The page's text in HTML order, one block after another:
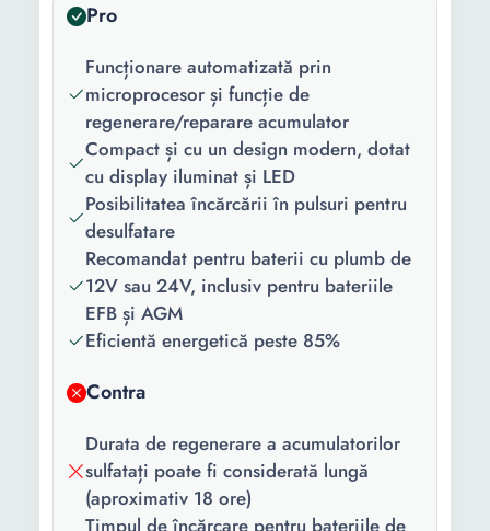
Functii:
supraincarcare Protectie
supratensiune Protectie
suprasarcina Protectie
scurtcircuit Protectie la
polaritate inversa Reparare
automata baterie
Continut
pachet:
Redresor + cabluri de
incarcare cu clesti
Culoare:
Rosu Negru
Tensiune de
iesire:
Curent maxim
de incarcare:
12 A
Tensiune
220 V
Pro
Funcționare automatizată prin
microprocesor și funcție de
regenerare/reparare acumulator
Compact și cu un design modern, dotat
cu display iluminat și LED
Posibilitatea încărcării în pulsuri pentru
desulfatare
Recomandat pentru baterii cu plumb de
12V sau 24V, inclusiv pentru bateriile
EFB și AGM
Eficientă energetică peste 85%
Contra
Durata de regenerare a acumulatorilor
sulfatați poate fi considerată lungă
(aproximativ 18 ore)
Timpul de încărcare pentru bateriile de